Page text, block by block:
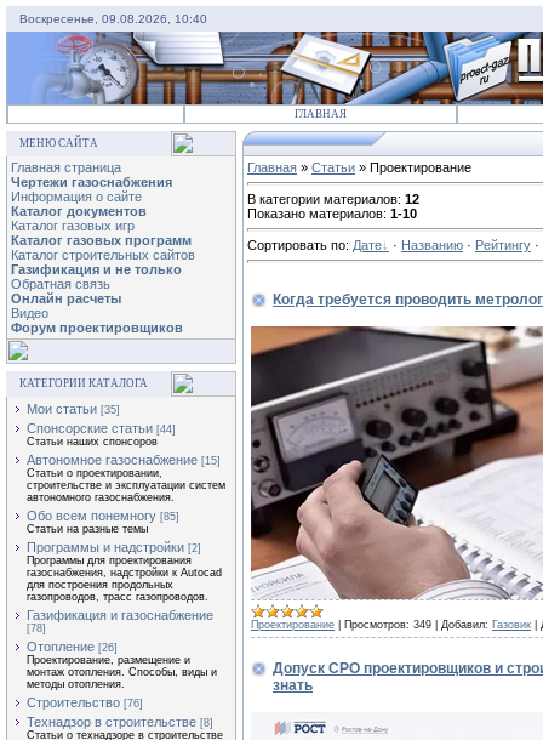
Воскресенье, 09.08.2026, 10:40
ГЛАВНАЯ
МЕНЮ САЙТА
Главная страница
Чертежи газоснабжения
Информация о сайте
Каталог документов
Каталог газовых игр
Каталог газовых программ
Каталог строительных сайтов
Газификация и не только
Обратная связь
Онлайн расчеты
Видео
Форум проектировщиков
КАТЕГОРИИ КАТАЛОГА
Мои статьи [35]
Спонсорские статьи [44]
Статьи наших спонсоров
Автономное газоснабжение [15]
Статьи о проектировании,
строительстве и эксплуатации систем
автономного газоснабжения.
Обо всем понемногу [85]
Статьи на разные темы
Программы и надстройки [2]
Программы для проектирования
газоснабжения, надстройки к Autocad
для построения продольных
газопроводов, трасс газопроводов.
Газификация и газоснабжение
[78]
Отопление [26]
Проектирование, размещение и
монтаж отопления. Способы, виды и
методы отопления.
Строительство [76]
Технадзор в строительстве [8]
Статьи о технадзоре в строительстве
Главная » Статьи » Проектирование
В категории материалов: 12
Показано материалов: 1-10
Сортировать по: Дате · Названию · Рейтингу ·
Когда требуется проводить
Проектирование Просмотров: 349 Добавил: Газовик
Допуск СРО проектировщиков и
знать